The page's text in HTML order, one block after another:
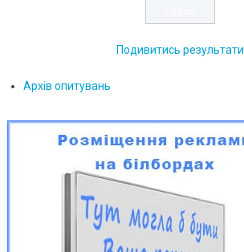
Подивитись результати
Архів опитувань